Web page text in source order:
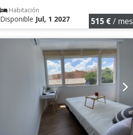
Habitación
Disponible Jul, 1 2027 515 €/ mes